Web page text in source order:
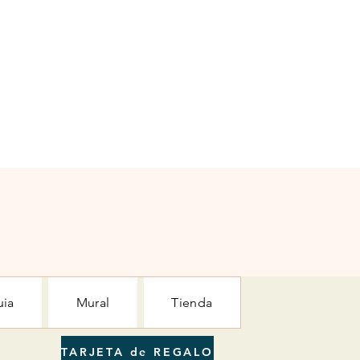
Mural Tienda
TARJETA de REGALO